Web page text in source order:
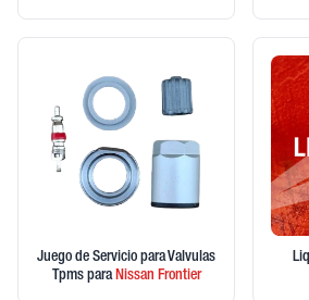
Juego de Servicio para Valvulas
Tpms paraNissan Frontier